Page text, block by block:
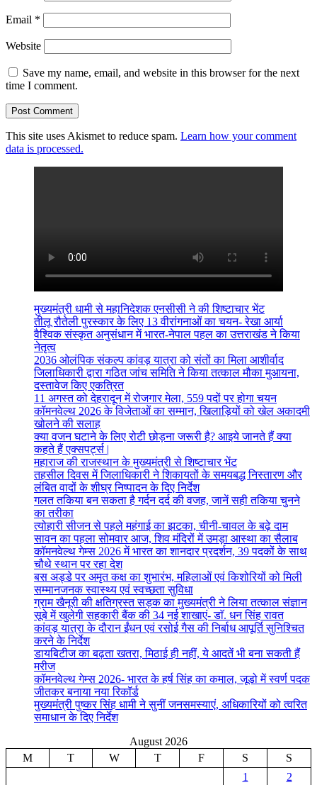
Email *
Website
Save my name, email, and website in this browser for the next
time I comment.
This site uses Akismet to reduce spam. Learn how your comment
data is processed.
मुख्यमंत्री धामी से महानिदेशक एनसीसी ने की शिष्टाचार भेंट
तीलू रौतेली पुरस्कार के लिए 13 वीरांगनाओं का चयन- रेखा आर्या
वैश्विक संस्कृत अनुसंधान में भारत-नेपाल पहल का उत्तराखंड ने किया
नेतृत्व
2036 ओलंपिक संकल्प कांवड़ यात्रा को संतों का मिला आशीर्वाद
जिलाधिकारी द्वारा गठित जांच समिति ने किया तत्काल मौका मुआयना,
दस्तावेज किए एकत्रित
11 अगस्त को देहरादून में रोजगार मेला, 559 पदों पर होगा चयन
कॉमनवेल्थ 2026 के विजेताओं का सम्मान, खिलाड़ियों को खेल अकादमी
खोलने की सलाह
क्या वजन घटाने के लिए रोटी छोड़ना जरूरी है? आइये जानते हैं क्या
कहते हैं एक्सपर्ट्स |
महाराज की राजस्थान के मुख्यमंत्री से शिष्टाचार भेंट
तहसील दिवस में जिलाधिकारी ने शिकायतों के समयबद्ध निस्तारण और
लंबित वादों के शीघ्र निष्पादन के दिए निर्देश
गलत तकिया बन सकता है गर्दन दर्द की वजह, जानें सही तकिया चुनने
का तरीका
त्योहारी सीजन से पहले महंगाई का झटका, चीनी-चावल के बढ़े दाम
सावन का पहला सोमवार आज, शिव मंदिरों में उमड़ा आस्था का सैलाब
कॉमनवेल्थ गेम्स 2026 में भारत का शानदार प्रदर्शन, 39 पदकों के साथ
चौथे स्थान पर रहा देश
बस अड्डे पर अमृत कक्ष का शुभारंभ, महिलाओं एवं किशोरियों को मिली
सम्मानजनक स्वास्थ्य एवं स्वच्छता सुविधा
ग्राम खैनूरी की क्षतिग्रस्त सड़क का मुख्यमंत्री ने लिया तत्काल संज्ञान
सूबे में खुलेगी सहकारी बैंक की 34 नई शाखाएं- डाॅ. धन सिंह रावत
कांवड़ यात्रा के दौरान ईंधन एवं रसोई गैस की निर्बाध आपूर्ति सुनिश्चित
करने के निर्देश
डायबिटीज का बढ़ता खतरा, मिठाई ही नहीं, ये आदतें भी बना सकती हैं
मरीज
कॉमनवेल्थ गेम्स 2026- भारत के हर्ष सिंह का कमाल, जूडो में स्वर्ण पदक
जीतकर बनाया नया रिकॉर्ड
मुख्यमंत्री पुष्कर सिंह धामी ने सुनीं जनसमस्याएं, अधिकारियों को त्वरित
समाधान के दिए निर्देश
August 2026
M
T W T F S
S
1
2